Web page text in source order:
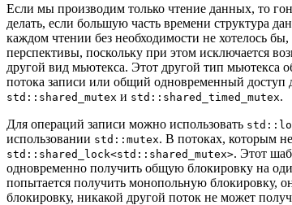
Если мы производим только чтение данных, то
делать, если большую часть времени структура
каждом чтении без необходимости не хотелось
перспективы, поскольку при этом исключается
другой вид мьютекса. Этот другой тип мьютекса
потока записи или общий одновременный доступ
std::shared_mutex и std::shared_timed_mutex.
Для операций записи можно использовать
использовании std::mutex. В потоках, которым
std::shared_lock<std::shared_mutex>. Этот
одновременно получить общую блокировку на
попытается получить монопольную блокировку,
блокировку, никакой другой поток не может